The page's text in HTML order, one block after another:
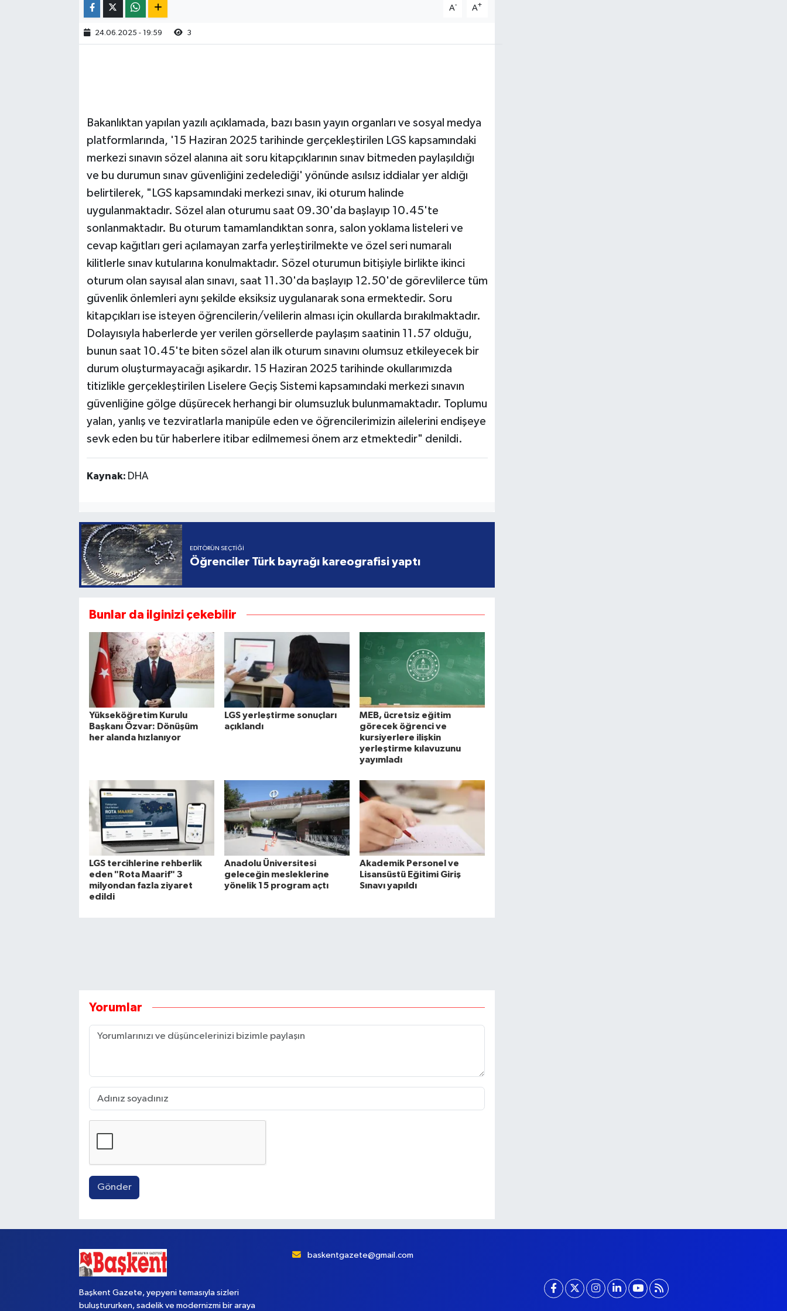
A- A+
24.06.2025 - 19:59 3
Bakanlıktan yapılan yazılı açıklamada, bazı basın yayın organları ve sosyal medya
platformlarında, '15 Haziran 2025 tarihinde gerçekleştirilen LGS kapsamındaki
merkezi sınavın sözel alanına ait soru kitapçıklarının sınav bitmeden paylaşıldığı
ve bu durumun sınav güvenliğini zedelediği' yönünde asılsız iddialar yer aldığı
belirtilerek, "LGS kapsamındaki merkezi sınav, iki oturum halinde
uygulanmaktadır. Sözel alan oturumu saat 09.30'da başlayıp 10.45'te
sonlanmaktadır. Bu oturum tamamlandıktan sonra, salon yoklama listeleri ve
cevap kağıtları geri açılamayan zarfa yerleştirilmekte ve özel seri numaralı
kilitlerle sınav kutularına konulmaktadır. Sözel oturumun bitişiyle birlikte ikinci
oturum olan sayısal alan sınavı, saat 11.30'da başlayıp 12.50'de görevlilerce tüm
güvenlik önlemleri aynı şekilde eksiksiz uygulanarak sona ermektedir. Soru
kitapçıkları ise isteyen öğrencilerin/velilerin alması için okullarda bırakılmaktadır.
Dolayısıyla haberlerde yer verilen görsellerde paylaşım saatinin 11.57 olduğu,
bunun saat 10.45'te biten sözel alan ilk oturum sınavını olumsuz etkileyecek bir
durum oluşturmayacağı aşikardır. 15 Haziran 2025 tarihinde okullarımızda
titizlikle gerçekleştirilen Liselere Geçiş Sistemi kapsamındaki merkezi sınavın
güvenliğine gölge düşürecek herhangi bir olumsuzluk bulunmamaktadır. Toplumu
yalan, yanlış ve tezviratlarla manipüle eden ve öğrencilerimizin ailelerini endişeye
sevk eden bu tür haberlere itibar edilmemesi önem arz etmektedir" denildi.
Kaynak: DHA
EDITÖRÜN SEÇTIĞI
Öğrenciler Türk bayrağı kareografisi yaptı
Bunlar da ilginizi çekebilir
Yükseköğretim Kurulu
Başkanı Özvar: Dönüşüm
her alanda hızlanıyor
LGS yerleştirme sonuçları
açıklandı
MEB, ücretsiz eğitim
görecek öğrenci ve
kursiyerlere ilişkin
yerleştirme kılavuzunu
yayımladı
LGS tercihlerine rehberlik
eden "Rota Maarif" 3
milyondan fazla ziyaret
edildi
Anadolu Üniversitesi
geleceğin mesleklerine
yönelik 15 program açtı
Akademik Personel ve
Lisansüstü Eğitimi Giriş
Sınavı yapıldı
Yorumlar
Gönder
Başkent Gazete, yepyeni temasıyla sizleri
buluştururken, sadelik ve modernizmi bir araya
baskentgazete@gmail.com